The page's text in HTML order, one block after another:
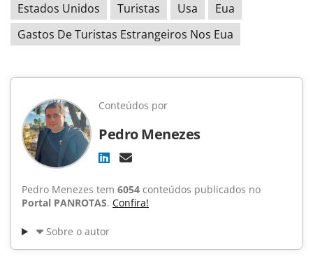
Estados Unidos Turistas Usa
Eua
Gastos De Turistas Estrangeiros Nos Eua
Conteúdos por
Pedro Menezes
Pedro Menezes tem 6054 conteúdos publicados no
Portal PANROTAS. Confira!
Sobre o autor